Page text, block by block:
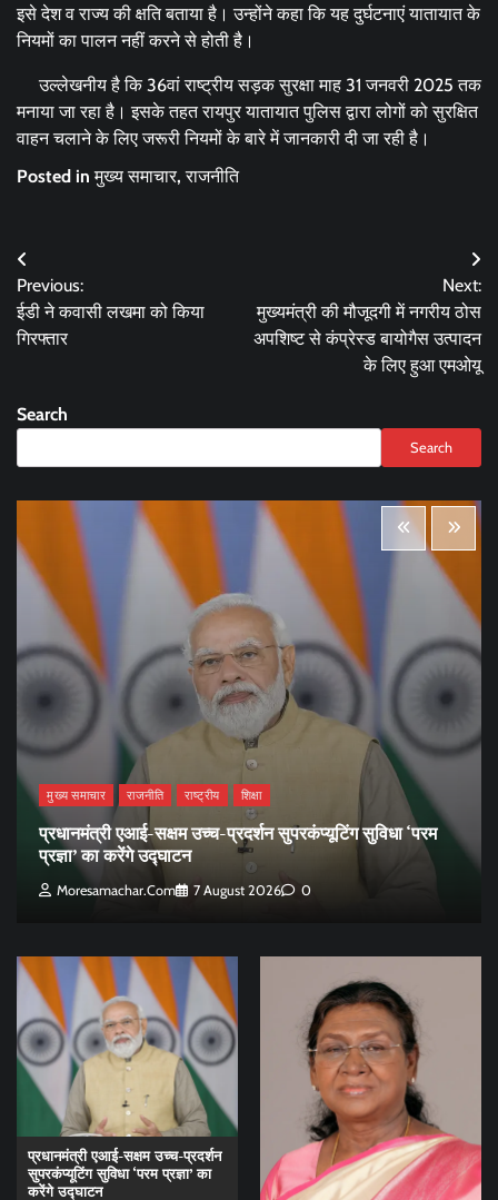
इसे देश व राज्य की क्षति बताया है। उन्होंने कहा कि यह दुर्घटनाएं यातायात के
नियमों का पालन नहीं करने से होती है।
उल्लेखनीय है कि 36वां राष्ट्रीय सड़क सुरक्षा माह 31 जनवरी 2025 तक
मनाया जा रहा है। इसके तहत रायपुर यातायात पुलिस द्वारा लोगों को सुरक्षित
वाहन चलाने के लिए जरूरी नियमों के बारे में जानकारी दी जा रही है।
Posted inमुख्य समाचार,राजनीति
Post
navigation
Previous:
ईडी ने कवासी लखमा को किया
गिरफ्तार
Next:
मुख्यमंत्री की मौजूदगी में नगरीय ठोस
अपशिष्ट से कंप्रेस्ड बायोगैस उत्पादन
के लिए हुआ एमओयू
Search
Search
मुख्य समाचार राजनीति राष्ट्रीय शिक्षा
प्रधानमंत्री एआई-सक्षम उच्च-प्रदर्शन सुपरकंप्यूटिंग सुविधा ‘परम
प्रज्ञा’ का करेंगे उद्घाटन
Moresamachar.com 7 August 2026 0
प्रधानमंत्री एआई-सक्षम उच्च-प्रदर्शन
सुपरकंप्यूटिंग सुविधा ‘परम प्रज्ञा’ का
करेंगे उद्घाटन